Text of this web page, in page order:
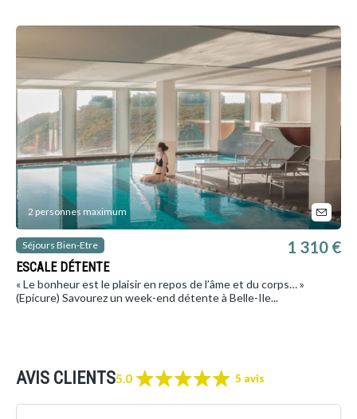
2 personnes maximum
Séjours Bien-Etre
ESCALE DÉTENTE
1 310 €
« Le bonheur est le plaisir en repos de l’âme et du corps… »
(Epicure) Savourez un week-end détente à Belle-Ile...
AVIS CLIENTS5.0 5 avis